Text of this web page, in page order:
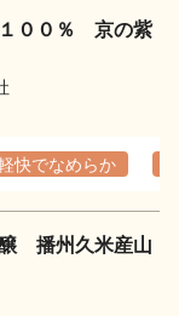
００％ 京の紫
快でなめらか
播州久米産山